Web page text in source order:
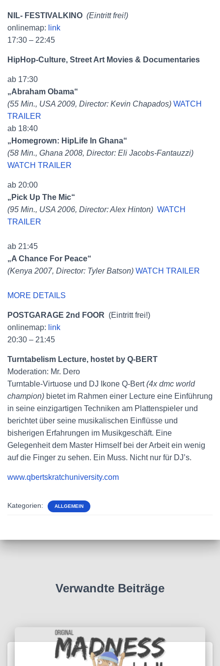
NIL- FESTIVALKINO (Eintritt frei!)
onlinemap: link
17:30 – 22:45
HipHop-Culture, Street Art Movies & Documentaries
ab 17:30
„Abraham Obama“
(55 Min., USA 2009, Director: Kevin Chapados) WATCH
TRAILER
ab 18:40
„Homegrown: HipLife In Ghana“
(58 Min., Ghana 2008, Director: Eli Jacobs-Fantauzzi)
WATCH TRAILER
ab 20:00
„Pick Up The Mic“
(95 Min., USA 2006, Director: Alex Hinton) WATCH
TRAILER
ab 21:45
„A Chance For Peace“
(Kenya 2007, Director: Tyler Batson) WATCH TRAILER
MORE DETAILS
POSTGARAGE 2nd FOOR (Eintritt frei!)
onlinemap: link
20:30 – 21:45
Turntabelism Lecture, hostet by Q-BERT
Moderation: Mr. Dero
Turntable-Virtuose und DJ Ikone Q-Bert(4x dmc world
champion) bietet im Rahmen einer Lecture eine Einführung
in seine einzigartigen Techniken am Plattenspieler und
berichtet über seine musikalischen Einflüsse und
bisherigen Erfahrungen im Musikgeschäft. Eine
Gelegenheit dem Master Himself bei der Arbeit ein wenig
auf die Finger zu sehen. Ein Muss. Nicht nur für DJ’s.
www.qbertskratchuniversity.com
Kategorien: ALLGEMEIN
Verwandte Beiträge